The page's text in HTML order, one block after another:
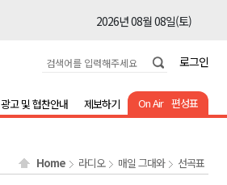
2026년 08월 08일(토)
2026년 08월 08일(토)
2026년 08월 08일(토)
2026년 08월 08일(토)
로그인
On Air 편성표
광고 및 협찬안내 제보하기
Home 라디오 매일 그대와 선곡표